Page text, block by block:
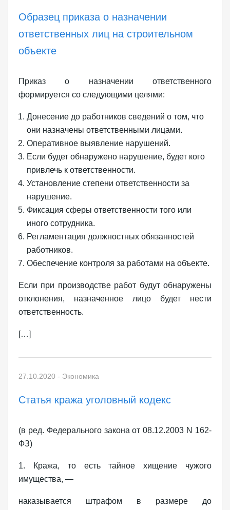
Образец приказа о назначении
ответственных лиц на строительном
объекте
Приказ о назначении ответственного
формируется со следующими целями:
Донесение до работников сведений о том, что
они назначены ответственными лицами.
Оперативное выявление нарушений.
Если будет обнаружено нарушение, будет кого
привлечь к ответственности.
Установление степени ответственности за
нарушение.
Фиксация сферы ответственности того или
иного сотрудника.
Регламентация должностных обязанностей
работников.
Обеспечение контроля за работами на объекте.
Если при производстве работ будут обнаружены
отклонения, назначенное лицо будет нести
ответственность.
[…]
27.10.2020 - Экономика
Статья кража уголовный кодекс
(в ред. Федерального закона от 08.12.2003 N 162-
ФЗ)
1. Кража, то есть тайное хищение чужого
имущества, —
наказывается штрафом в размере до